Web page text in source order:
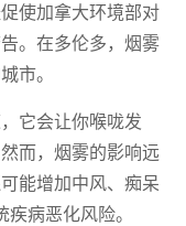
使加拿大环境部对
。在多伦多，烟雾
市。
它会让你喉咙发
而，烟雾的影响远
能增加中风、痴呆
病恶化风险。